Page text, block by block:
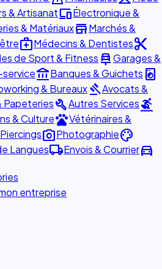
& ArtisanatdevicesÉlectronique &
& MatériauxstoreMarchés &
medical_servicesMédecins & Dentistescontent_cut
de Sport & Fitness car_repairGarages &
account_balanceBanques & Guichets local_laundry_service
& BureauxgavelAvocats &
PapeteriesbuildAutres Servicessurfing
& CulturepetsVétérinaires &
photo_cameraPhotographiepalette
Langueslocal_shippingEnvois & Courrierdirections_car
entreprise